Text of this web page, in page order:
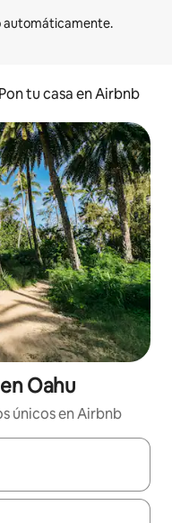
Pon tu casa en Airbnb
Oahu
únicos en Airbnb
navega con las